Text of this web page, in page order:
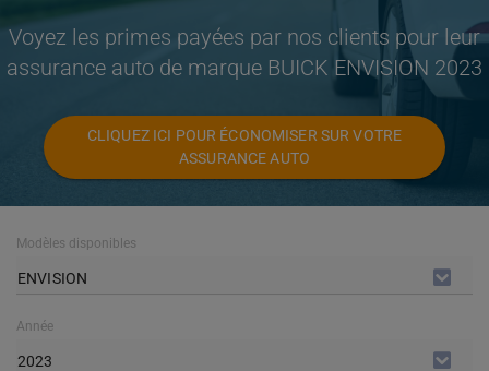
Voyez les primes payées par nos clients pour leur
assurance auto de marque BUICK ENVISION 2023
CLIQUEZ ICI POUR ÉCONOMISER SUR VOTRE
ASSURANCE AUTO
Modèles disponibles
ENVISION
Année
2023